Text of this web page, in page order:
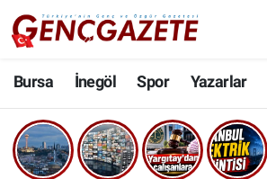
Bursa İnegöl Spor Yazarlar
Bursa
İnegöl
3.SAYFA
Nöbetçi Eczaneler
Hava Durumu
Trafik Durumu